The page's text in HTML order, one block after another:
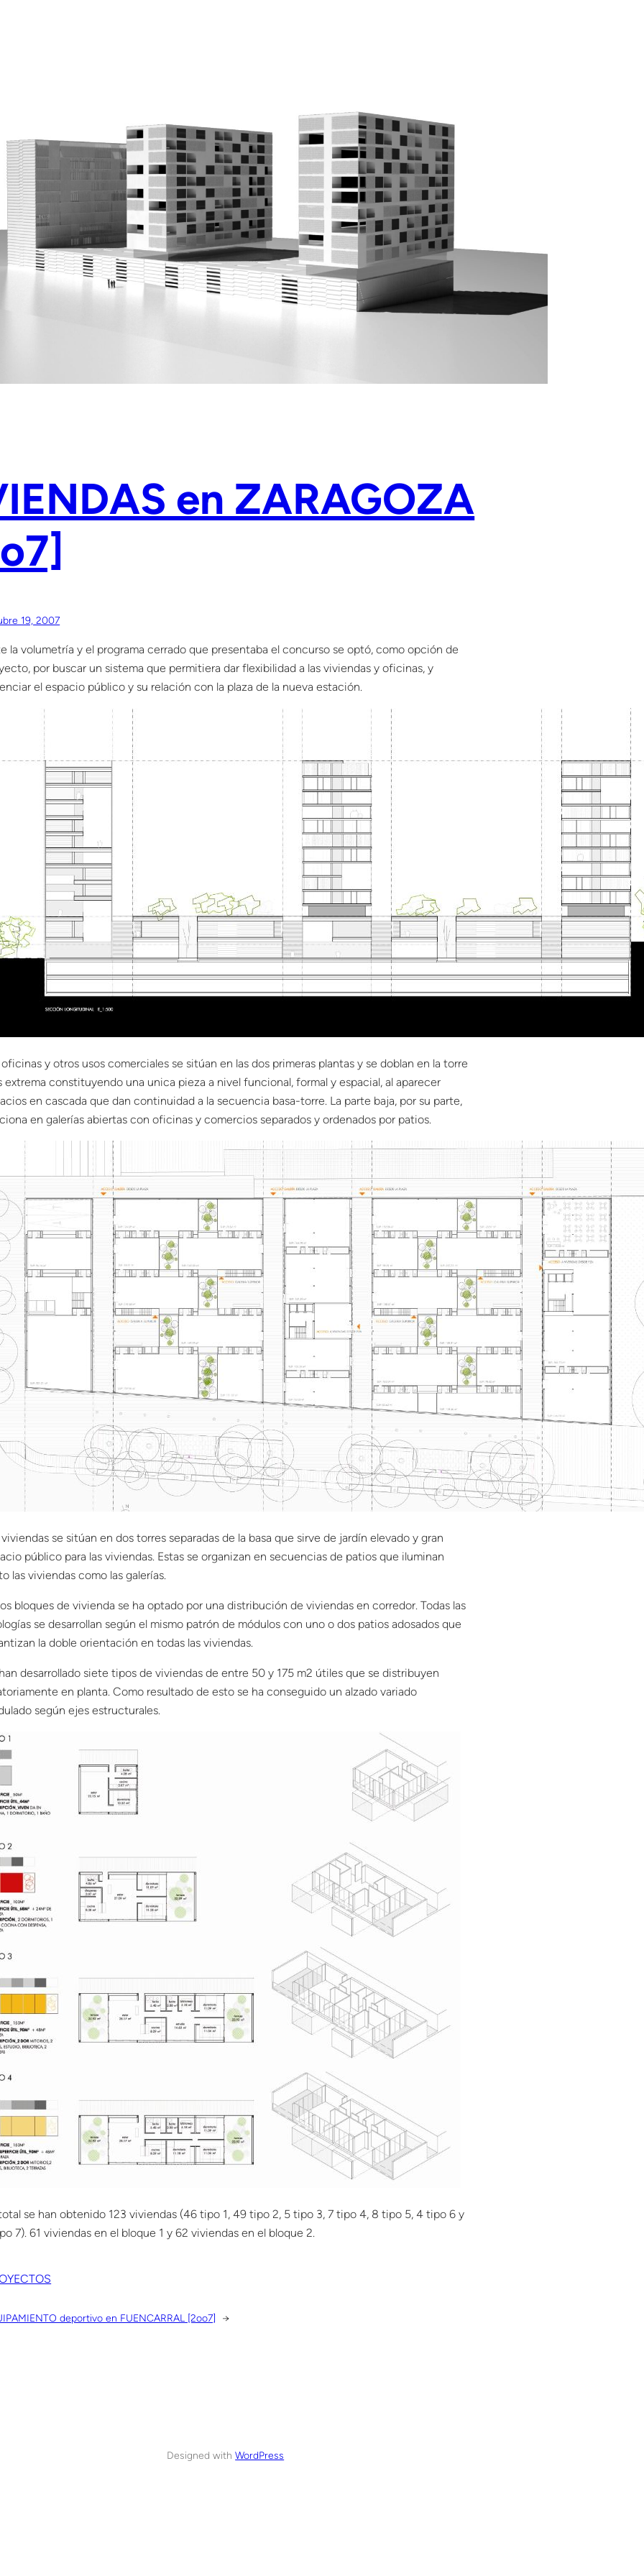
en ZARAGOZA
19, 2007
la volumetría y el programa cerrado que presentaba el concurso se optó, como opción de
por buscar un sistema que permitiera dar flexibilidad a las viviendas y oficinas, y
el espacio público y su relación con la plaza de la nueva estación.
oficinas y otros usos comerciales se sitúan en las dos primeras plantas y se doblan en la torre
extrema constituyendo una unica pieza a nivel funcional, formal y espacial, al aparecer
en cascada que dan continuidad a la secuencia basa-torre. La parte baja, por su parte,
en galerías abiertas con oficinas y comercios separados y ordenados por patios.
viviendas se sitúan en dos torres separadas de la basa que sirve de jardín elevado y gran
público para las viviendas. Estas se organizan en secuencias de patios que iluminan
las viviendas como las galerías.
bloques de vivienda se ha optado por una distribución de viviendas en corredor. Todas las
se desarrollan según el mismo patrón de módulos con uno o dos patios adosados que
la doble orientación en todas las viviendas.
desarrollado siete tipos de viviendas de entre 50 y 175 m2 útiles que se distribuyen
en planta. Como resultado de esto se ha conseguido un alzado variado
según ejes estructurales.
se han obtenido 123 viviendas (46 tipo 1, 49 tipo 2, 5 tipo 3, 7 tipo 4, 8 tipo 5, 4 tipo 6 y
7). 61 viviendas en el bloque 1 y 62 viviendas en el bloque 2.
deportivo en FUENCARRAL [2oo7] →
Designed withWordPress